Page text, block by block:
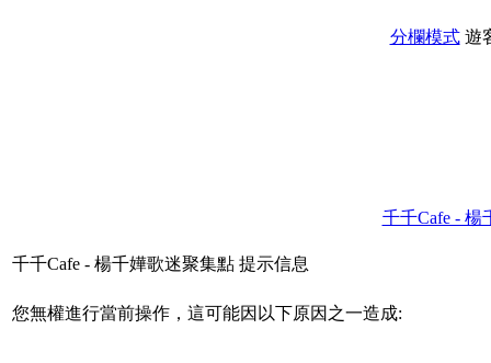
分欄模式 遊
千千Cafe - 楊
千千Cafe - 楊千嬅歌迷聚集點 提示信息
您無權進行當前操作，這可能因以下原因之一造成: